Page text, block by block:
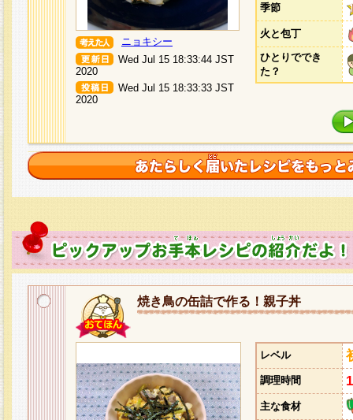
ニョキシー
Wed Jul 15 18:33:44 JST
2020
Wed Jul 15 18:33:33 JST
2020
季節
火と包丁
ひとりででき
た？
焼き鳥の缶詰で作る！親子丼
レベル
調理時間
主な食材